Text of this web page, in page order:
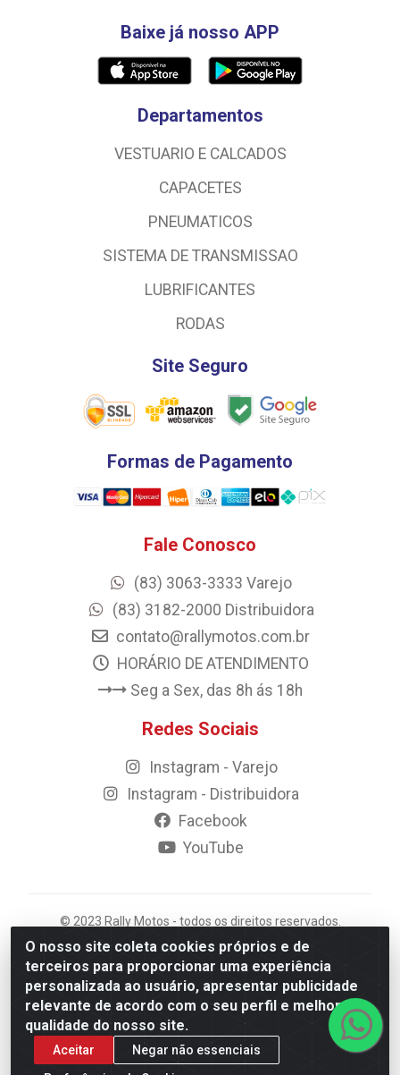
O nosso site coleta cookies próprios e de
terceiros para proporcionar uma experiência
personalizada ao usuário, apresentar publicidade
relevante de acordo com o seu perfil e melhorar a
qualidade do nosso site.
Aceitar
Negar não essenciais
Baixe já nosso APP
Departamentos
VESTUARIO E CALCADOS
CAPACETES
PNEUMATICOS
SISTEMA DE TRANSMISSAO
LUBRIFICANTES
RODAS
Site Seguro
Formas de Pagamento
Fale Conosco
(83) 3063-3333 Varejo
(83) 3182-2000 Distribuidora
contato@rallymotos.com.br
HORÁRIO DE ATENDIMENTO
Seg a Sex, das 8h ás 18h
Redes Sociais
Instagram - Varejo
Instagram - Distribuidora
Facebook
YouTube
© 2023 Rally Motos - todos os direitos reservados.
Razão Social: Rally motos distribuidora, importadora e
transportadora de peças LTDA - CNPJ 09.262.859/0001-
43 - Rua Vigário Calixto 2900 - Catolé, Campina
Grande/PB